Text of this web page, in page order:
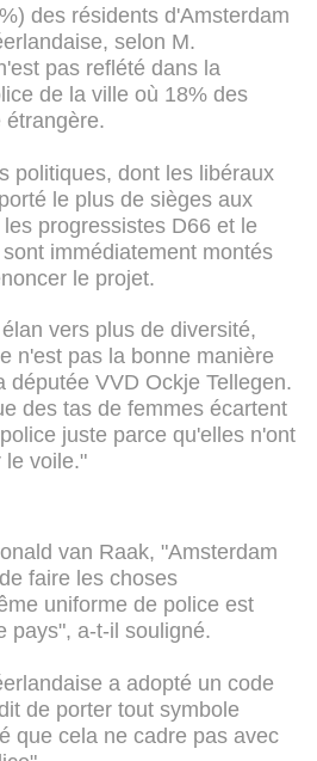
des résidents d'Amsterdam
selon M.
pas reflété dans la
de la ville où 18% des
étrangère.
politiques, dont les libéraux
le plus de sièges aux
progressistes D66 et le
immédiatement montés
le projet.
vers plus de diversité,
n'est pas la bonne manière
députée VVD Ockje Tellegen.
des tas de femmes écartent
juste parce qu'elles n'ont
le voile."
van Raak, "Amsterdam
faire les choses
uniforme de police est
pays", a-t-il souligné.
a adopté un code
de porter tout symbole
que cela ne cadre pas avec